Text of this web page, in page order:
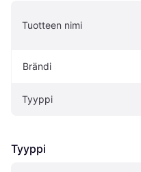
Tuotteen nimi
Brändi
Tyyppi
Tyyppi